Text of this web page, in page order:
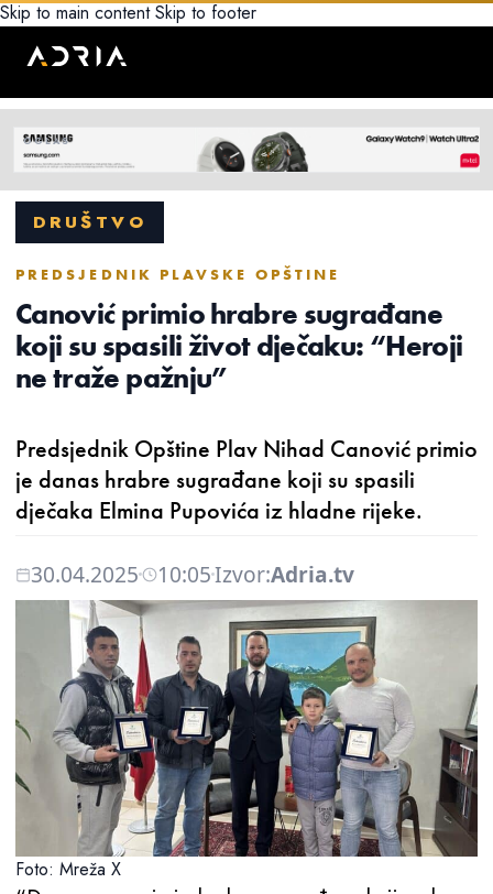
Skip to main content Skip to footer
DRUŠTVO
PREDSJEDNIK PLAVSKE OPŠTINE
Canović primio hrabre sugrađane
koji su spasili život dječaku: “Heroji
ne traže pažnju”
Predsjednik Opštine Plav Nihad Canović primio
je danas hrabre sugrađane koji su spasili
dječaka Elmina Pupovića iz hladne rijeke.
30.04.2025 10:05Izvor:Adria.tv
Foto: Mreža X